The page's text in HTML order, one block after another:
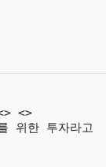
<>
위한 투자라고